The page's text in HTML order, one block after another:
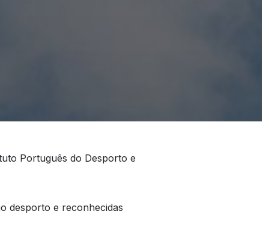
Português do Desporto e
desporto e reconhecidas